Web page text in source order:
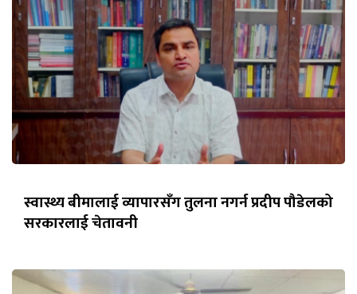
स्वास्थ्य बीमालाई व्यापारसँग तुलना नगर्न प्रदीप पौडेलको
सरकारलाई चेतावनी